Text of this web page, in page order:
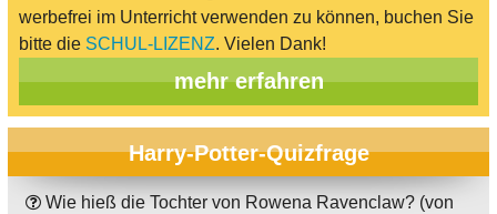
werbefrei im Unterricht verwenden zu können, buchen Sie
bitte die SCHUL-LIZENZ. Vielen Dank!
mehr erfahren
Harry-Potter-Quizfrage
Wie hieß die Tochter von Rowena Ravenclaw? (von